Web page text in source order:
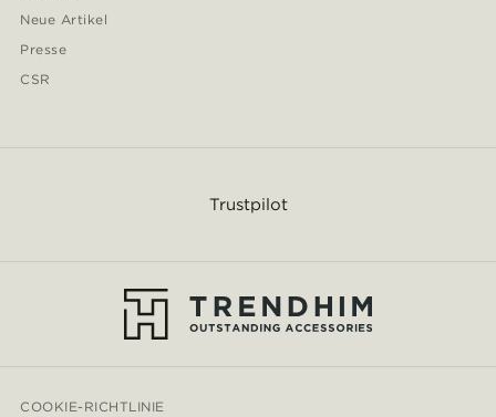
Neue Artikel
Presse
CSR
Trustpilot
COOKIE-RICHTLINIE